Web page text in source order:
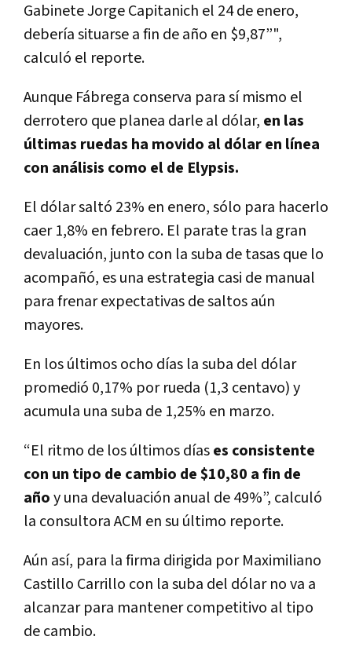
Gabinete Jorge Capitanich el 24 de enero,
debería situarse a fin de año en $9,87”",
calculó el reporte.
Aunque Fábrega conserva para sí mismo el
derrotero que planea darle al dólar, en las
últimas ruedas ha movido al dólar en línea
con análisis como el de Elypsis.
El dólar saltó 23% en enero, sólo para hacerlo
caer 1,8% en febrero. El parate tras la gran
devaluación, junto con la suba de tasas que lo
acompañó, es una estrategia casi de manual
para frenar expectativas de saltos aún
mayores.
En los últimos ocho días la suba del dólar
promedió 0,17% por rueda (1,3 centavo) y
acumula una suba de 1,25% en marzo.
“El ritmo de los últimos díases consistente
con un tipo de cambio de $10,80 a fin de
añoy una devaluación anual de 49%”, calculó
la consultora ACM en su último reporte.
Aún así, para la firma dirigida por Maximiliano
Castillo Carrillo con la suba del dólar no va a
alcanzar para mantener competitivo al tipo
de cambio.